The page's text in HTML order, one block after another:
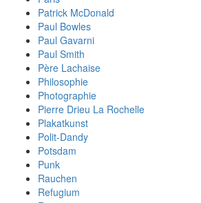
Patrick McDonald
Paul Bowles
Paul Gavarni
Paul Smith
Père Lachaise
Philosophie
Photographie
Pierre Drieu La Rochelle
Plakatkunst
Polit-Dandy
Potsdam
Punk
Rauchen
Refugium